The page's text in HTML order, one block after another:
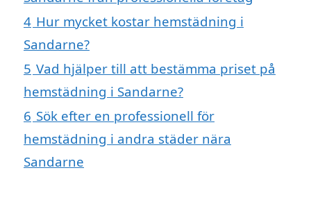
4 Hur mycket kostar hemstädning i
Sandarne?
5 Vad hjälper till att bestämma priset på
hemstädning i Sandarne?
6 Sök efter en professionell för
hemstädning i andra städer nära
Sandarne